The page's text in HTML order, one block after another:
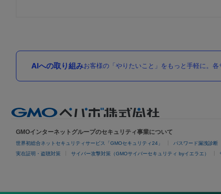
AIへの取り組みお客様の「やりたいこと」をもっと手軽に。
GMOインターネットグループのセキュリティ事業について
世界初総合ネットセキュリティサービス「GMOセキュリティ24」 パスワード漏洩診断
実在証明・盗聴対策 サイバー攻撃対策（GMOサイバーセキュリティ byイエラエ）